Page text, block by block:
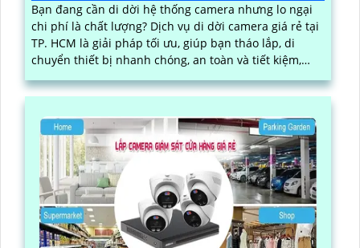
Bạn đang cần di dời hệ thống camera nhưng lo ngại
chi phí là chất lượng? Dịch vụ di dời camera giá rẻ tại
TP. HCM là giải pháp tối ưu, giúp bạn tháo lắp, di
chuyển thiết bị nhanh chóng, an toàn và tiết kiệm,
phù hợp cho cá nhân và doanh nghiệp